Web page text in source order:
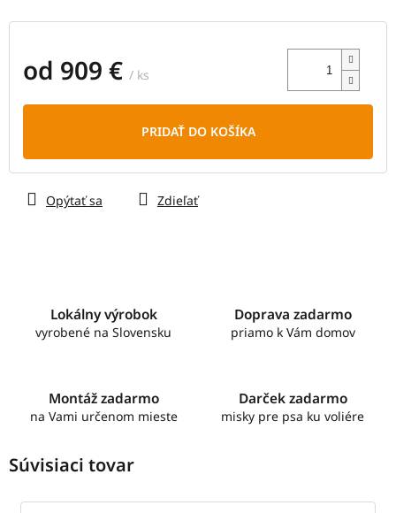
od 909 € / ks
PRIDAŤ DO KOŠÍKA
Opýtať sa Zdieľať
Lokálny výrobok
vyrobené na Slovensku
Doprava zadarmo
priamo k Vám domov
Montáž zadarmo
na Vami určenom mieste
Darček zadarmo
misky pre psa ku voliére
Súvisiaci tovar